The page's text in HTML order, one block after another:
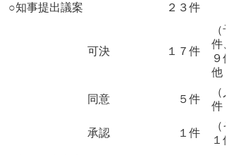
○知事提出議案 ２３件
可決 １７件
件
９
他
同意 ５件
件
承認 １件
１